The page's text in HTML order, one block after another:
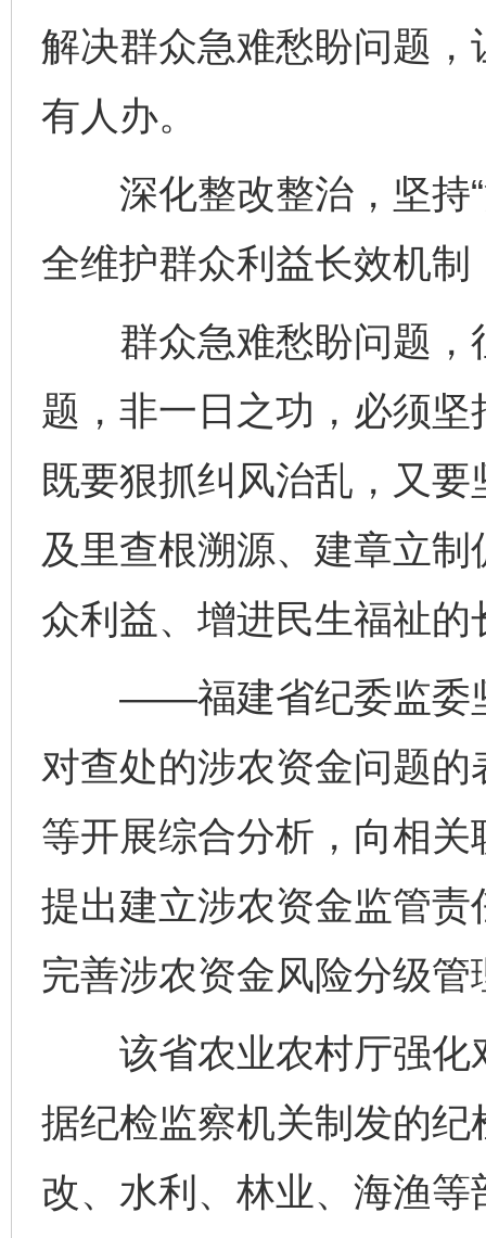
解决群众急难愁盼问题
有人办。
深化整改整治，坚持“
全维护群众利益长效机制
群众急难愁盼问题，
题，非一日之功，必须坚
既要狠抓纠风治乱，又
及里查根溯源、建章立
众利益、增进民生福祉的
——福建省纪委监委坚
对查处的涉农资金问题
等开展综合分析，向相
提出建立涉农资金监管
完善涉农资金风险分级
该省农业农村厅强化
据纪检监察机关制发的
改、水利、林业、海渔